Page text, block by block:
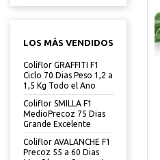
LOS MÁS VENDIDOS
Coliflor GRAFFITI F1
Ciclo 70 Dias Peso 1,2 a
1,5 Kg Todo el Ano
Coliflor SMILLA F1
MedioPrecoz 75 Dias
Grande Excelente
Coliflor AVALANCHE F1
Precoz 55 a 60 Dias